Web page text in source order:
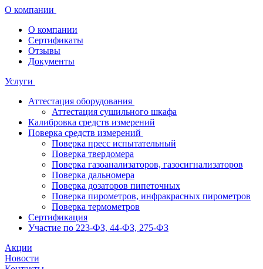
О компании
О компании
Сертификаты
Отзывы
Документы
Услуги
Аттестация оборудования
Аттестация сушильного шкафа
Калибровка средств измерений
Поверка средств измерений
Поверка пресс испытательный
Поверка твердомера
Поверка газоанализаторов, газосигнализаторов
Поверка дальномера
Поверка дозаторов пипеточных
Поверка пирометров, инфракрасных пирометров
Поверка термометров
Сертификация
Участие по 223-ФЗ, 44-ФЗ, 275-ФЗ
Акции
Новости